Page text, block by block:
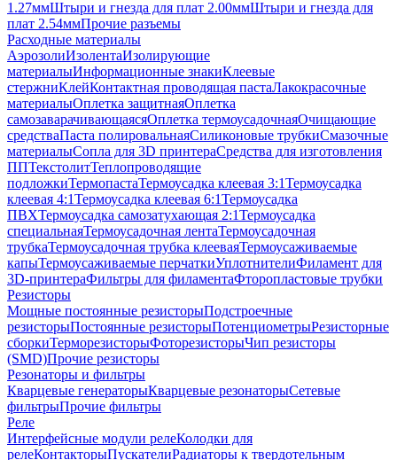
1.27ммШтыри и гнезда для плат 2.00ммШтыри и гнезда для
плат 2.54ммПрочие разъемы
Расходные материалы
АэрозолиИзолентаИзолирующие
материалыИнформационные знакиКлеевые
стержниКлейКонтактная проводящая пастаЛакокрасочные
материалыОплетка защитнаяОплетка
самозаварачивающаясяОплетка термоусадочнаяОчищающие
средстваПаста полировальнаяСиликоновые трубкиСмазочные
материалыСопла для 3D принтераСредства для изготовления
ППТекстолитТеплопроводящие
подложкиТермопастаТермоусадка клеевая 3:1Термоусадка
клеевая 4:1Термоусадка клеевая 6:1Термоусадка
ПВХТермоусадка самозатухающая 2:1Термоусадка
специальнаяТермоусадочная лентаТермоусадочная
трубкаТермоусадочная трубка клееваяТермоусаживаемые
капыТермоусаживаемые перчаткиУплотнителиФиламент для
3D-принтераФильтры для филаментаФторопластовые трубки
Резисторы
Мощные постоянные резисторыПодстроечные
резисторыПостоянные резисторыПотенциометрыРезисторные
сборкиТерморезисторыФоторезисторыЧип резисторы
(SMD)Прочие резисторы
Резонаторы и фильтры
Кварцевые генераторыКварцевые резонаторыСетевые
фильтрыПрочие фильтры
Реле
Интерфейсные модули релеКолодки для
релеКонтакторыПускателиРадиаторы к твердотельным